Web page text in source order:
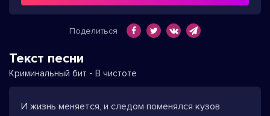
Поделиться
Текст песни
Криминальный бит - В чистоте
И жизнь меняется, и следом поменялся кузов